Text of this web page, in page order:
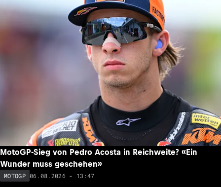
MotoGP-Sieg von Pedro Acosta in Reichweite? «Ein
Wunder muss geschehen»
MOTOGP 06.08.2026 - 13:47